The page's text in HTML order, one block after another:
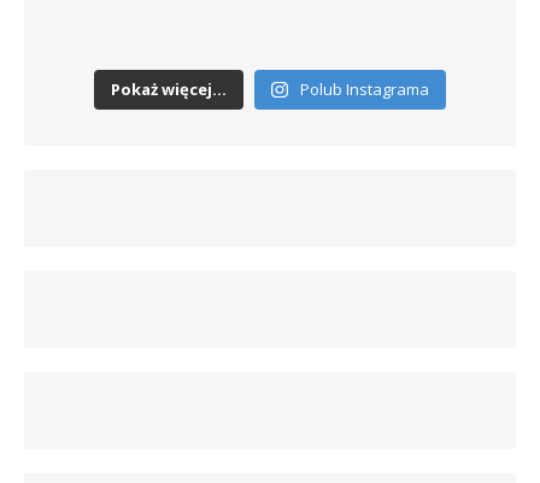
Pokaż więcej... Polub Instagrama